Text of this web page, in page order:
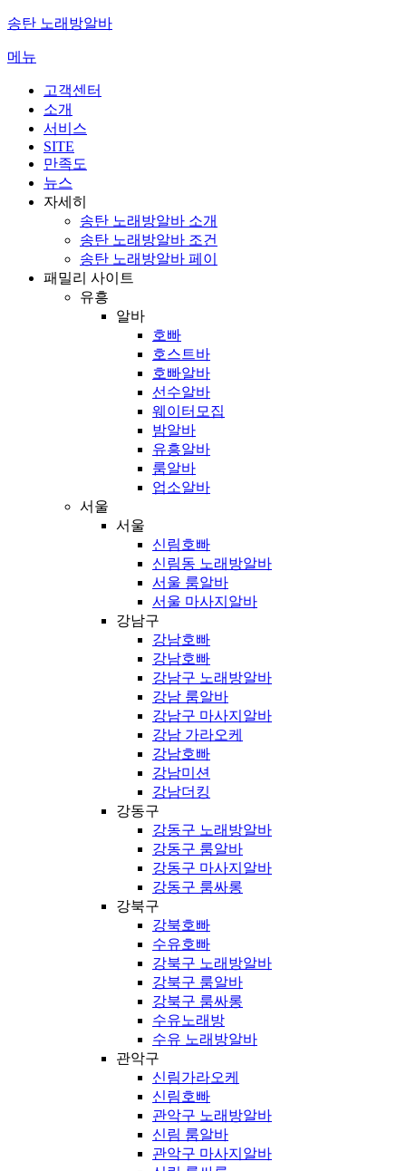
콘
츠
송탄 노래방알바
메뉴
고객센터
소개
서비스
SITE
만족도
뉴스
자세히
송탄 노래방알바 소개
송탄 노래방알바 조건
송탄 노래방알바 페이
패밀리 사이트
유흥
알바
호빠
호스트바
호빠알바
선수알바
웨이터모집
밤알바
유흥알바
룸알바
업소알바
서울
서울
신림호빠
신림동 노래방알바
서울 룸알바
서울 마사지알바
강남구
강남호빠
강남호빠
강남구 노래방알바
강남 룸알바
강남구 마사지알바
강남 가라오케
강남호빠
강남미션
강남더킹
강동구
강동구 노래방알바
강동구 룸알바
강동구 마사지알바
강동구 룸싸롱
강북구
강북호빠
수유호빠
강북구 노래방알바
강북구 룸알바
강북구 룸싸롱
수유노래방
수유 노래방알바
관악구
신림가라오케
신림호빠
관악구 노래방알바
신림 룸알바
관악구 마사지알바